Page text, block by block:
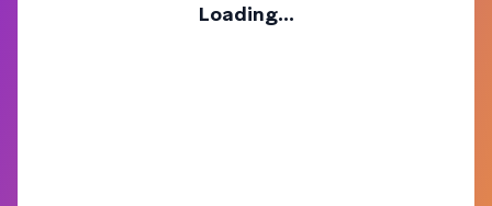
Loading...